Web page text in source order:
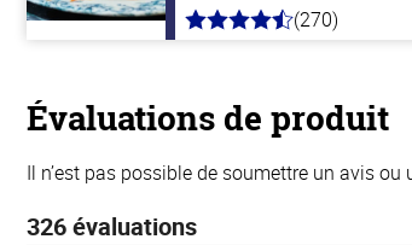
4.5
stars
(270)
Évaluations de produit
Il n’est pas possible de soumettre un avis
326 évaluations